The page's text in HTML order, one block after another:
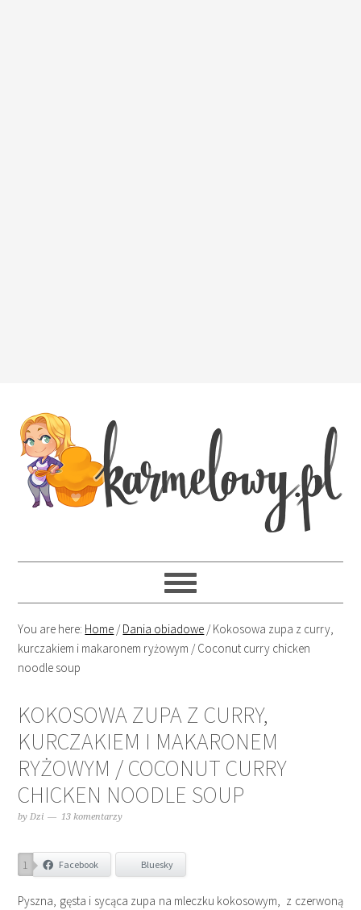
You are here: Home /Dania obiadowe /Kokosowa zupa z curry,
kurczakiem i makaronem ryżowym / Coconut curry chicken
noodle soup
KOKOSOWA ZUPA Z CURRY,
KURCZAKIEM I MAKARONEM
RYŻOWYM / COCONUT CURRY
CHICKEN NOODLE SOUP
byDzi 13 komentarzy
1 Facebook Bluesky
Pyszna, gęsta i sycąca zupa na mleczku kokosowym, z czerwoną